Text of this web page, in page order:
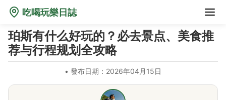
吃喝玩樂日誌
珀斯有什么好玩的？必去景点、美食推
荐与行程规划全攻略
• 發布日期：2026年04月15日